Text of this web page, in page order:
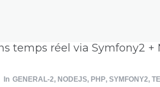
In GENERAL-2, NODEJS, PHP, SYMFONY2,